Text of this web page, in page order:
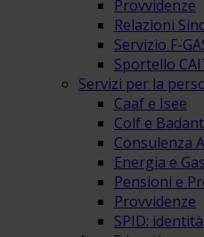
Provvidenze
Relazioni
Servizio F-
Sportello
Servizi per la
Caaf e Isee
Colf e
Consulenza
Energia e
Pensioni e
Provvidenze
SPID: